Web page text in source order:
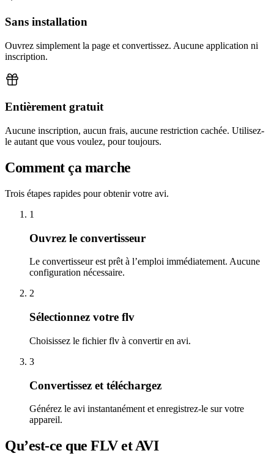
Sans installation
Ouvrez simplement la page et convertissez. Aucune application ni
inscription.
Entièrement gratuit
Aucune inscription, aucun frais, aucune restriction cachée. Utilisez-
le autant que vous voulez, pour toujours.
Comment ça marche
Trois étapes rapides pour obtenir votre avi.
1
Ouvrez le convertisseur
Le convertisseur est prêt à l’emploi immédiatement. Aucune
configuration nécessaire.
2
Sélectionnez votre flv
Choisissez le fichier flv à convertir en avi.
3
Convertissez et téléchargez
Générez le avi instantanément et enregistrez-le sur votre
appareil.
Qu’est-ce que FLV et AVI